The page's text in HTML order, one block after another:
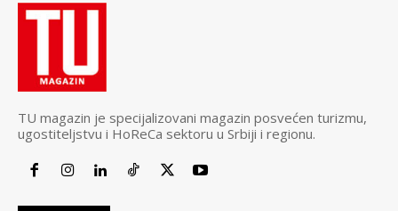
TU magazin je specijalizovani magazin posvećen turizmu,
ugostiteljstvu i HoReCa sektoru u Srbiji i regionu.